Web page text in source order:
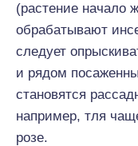
(растение начало
обрабатывают
следует
и рядом
становятся
например, тля
розе.